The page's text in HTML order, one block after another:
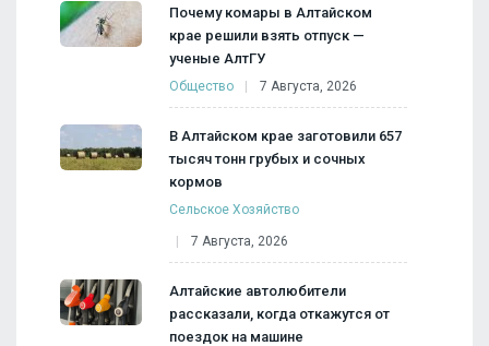
Почему комары в Алтайском
крае решили взять отпуск —
ученые АлтГУ
Общество 7 Августа, 2026
В Алтайском крае заготовили 657
тысяч тонн грубых и сочных
кормов
Сельское Хозяйство
7 Августа, 2026
Алтайские автолюбители
рассказали, когда откажутся от
поездок на машине